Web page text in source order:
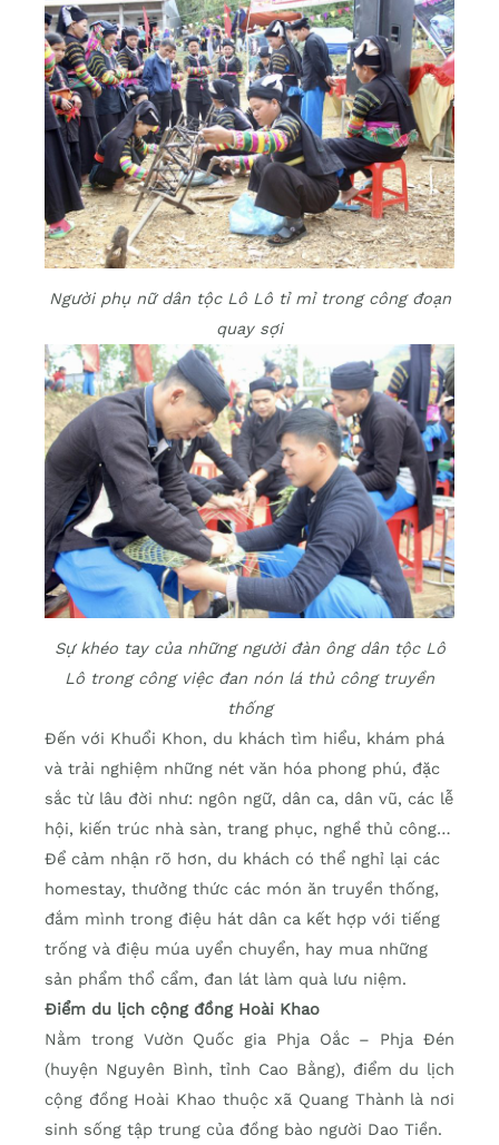
Người phụ nữ dân tộc Lô Lô tỉ mỉ trong công đoạn
quay sợi
Sự khéo tay của những người đàn ông dân tộc Lô
Lô trong công việc đan nón lá thủ công truyền
thống
Đến với Khuổi Khon, du khách tìm hiểu, khám phá
và trải nghiệm những nét văn hóa phong phú, đặc
sắc từ lâu đời như: ngôn ngữ, dân ca, dân vũ, các lễ
hội, kiến trúc nhà sàn, trang phục, nghề thủ công…
Để cảm nhận rõ hơn, du khách có thể nghỉ lại các
homestay, thưởng thức các món ăn truyền thống,
đắm mình trong điệu hát dân ca kết hợp với tiếng
trống và điệu múa uyển chuyển, hay mua những
sản phẩm thổ cẩm, đan lát làm quà lưu niệm.
Điểm du lịch cộng đồng Hoài Khao
Nằm trong Vườn Quốc gia Phja Oắc – Phja Đén
(huyện Nguyên Bình, tỉnh Cao Bằng), điểm du lịch
cộng đồng Hoài Khao thuộc xã Quang Thành là nơi
sinh sống tập trung của đồng bào người Dao Tiền.